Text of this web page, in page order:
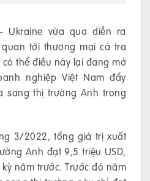
Ukraine vừa qua diễn ra
tới thương mại cá tra
thể điều này lại đang mở
nghiệp Việt Nam đẩy
sang thị trường Anh trong
3/2022, tổng giá trị xuất
Anh đạt 9,5 triệu USD,
năm trước. Trước đó năm